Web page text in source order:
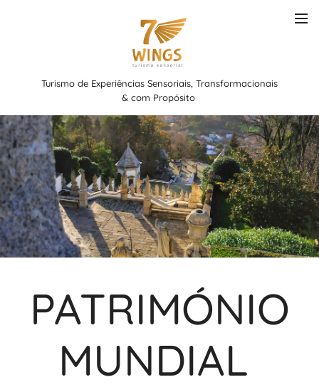
Turismo de Experiências Sensoriais, Transformacionais
& com Propósito
PATRIMÓNIO
MUNDIAL